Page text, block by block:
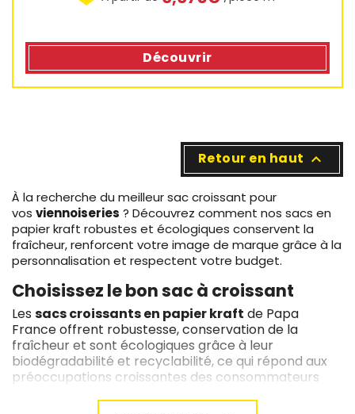
3 avis
Découvrir
Retour en haut 
À la recherche du meilleur sac croissant pour
vos viennoiseries ? Découvrez comment nos sacs en
papier kraft robustes et écologiques conservent la
fraîcheur, renforcent votre image de marque grâce à la
personnalisation et respectent votre budget.
Choisissez le bon sac à croissant
Les sacs croissants en papier kraft de Papa
France offrent robustesse, conservation de la
fraîcheur et sont écologiques grâce à leur
biodégradabilité et recyclabilité, ce qui répond aux
préoccupations croissantes des consommateurs